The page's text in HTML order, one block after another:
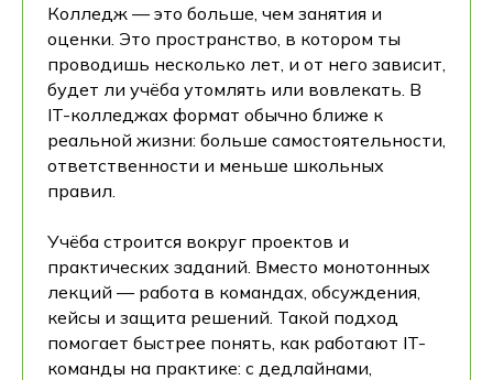
Колледж — это больше, чем занятия и
оценки. Это пространство, в котором ты
проводишь несколько лет, и от него зависит,
будет ли учёба утомлять или вовлекать. В
IT-колледжах формат обычно ближе к
реальной жизни: больше самостоятельности,
ответственности и меньше школьных
правил.
Учёба строится вокруг проектов и
практических заданий. Вместо монотонных
лекций — работа в командах, обсуждения,
кейсы и защита решений. Такой подход
помогает быстрее понять, как работают IT-
команды на практике: с дедлайнами,